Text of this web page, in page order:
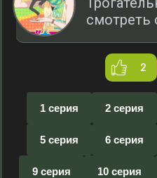
смотреть
2
1 серия 2 серия
5 серия 6 серия
9 серия 10 серия